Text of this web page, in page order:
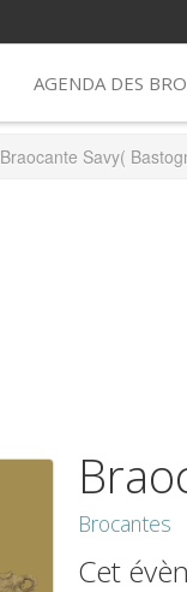
AGENDA DES
Braocante Savy(
Brocantes
Cet